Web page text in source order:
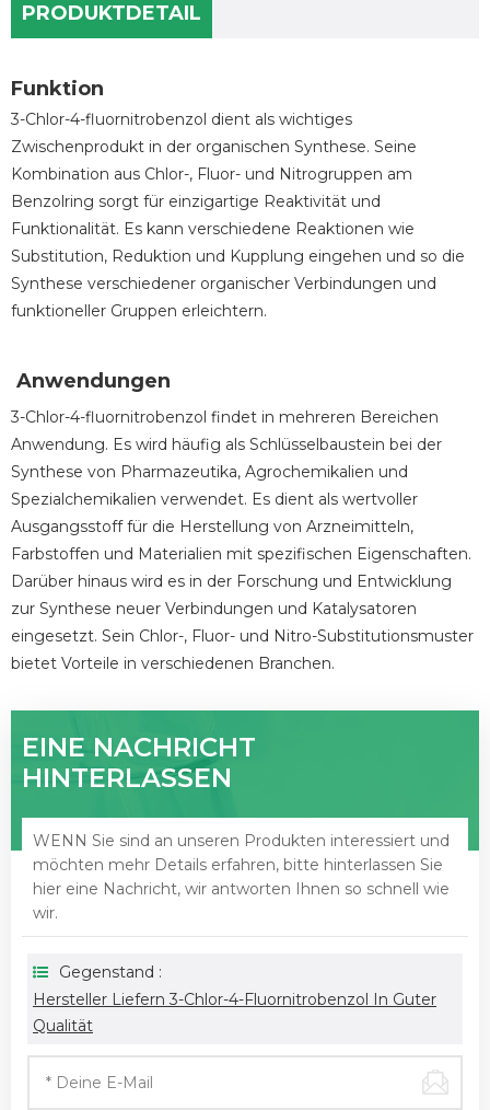
PRODUKTDETAIL
Funktion
3-Chlor-4-fluornitrobenzol dient als wichtiges
Zwischenprodukt in der organischen Synthese. Seine
Kombination aus Chlor-, Fluor- und Nitrogruppen am
Benzolring sorgt für einzigartige Reaktivität und
Funktionalität. Es kann verschiedene Reaktionen wie
Substitution, Reduktion und Kupplung eingehen und so die
Synthese verschiedener organischer Verbindungen und
funktioneller Gruppen erleichtern.
Anwendungen
3-Chlor-4-fluornitrobenzol findet in mehreren Bereichen
Anwendung. Es wird häufig als Schlüsselbaustein bei der
Synthese von Pharmazeutika, Agrochemikalien und
Spezialchemikalien verwendet. Es dient als wertvoller
Ausgangsstoff für die Herstellung von Arzneimitteln,
Farbstoffen und Materialien mit spezifischen Eigenschaften.
Darüber hinaus wird es in der Forschung und Entwicklung
zur Synthese neuer Verbindungen und Katalysatoren
eingesetzt. Sein Chlor-, Fluor- und Nitro-Substitutionsmuster
bietet Vorteile in verschiedenen Branchen.
EINE NACHRICHT
HINTERLASSEN
WENN Sie sind an unseren Produkten interessiert und
möchten mehr Details erfahren, bitte hinterlassen Sie
hier eine Nachricht, wir antworten Ihnen so schnell wie
wir.
Gegenstand :
Hersteller Liefern 3-Chlor-4-Fluornitrobenzol In Guter
Qualität